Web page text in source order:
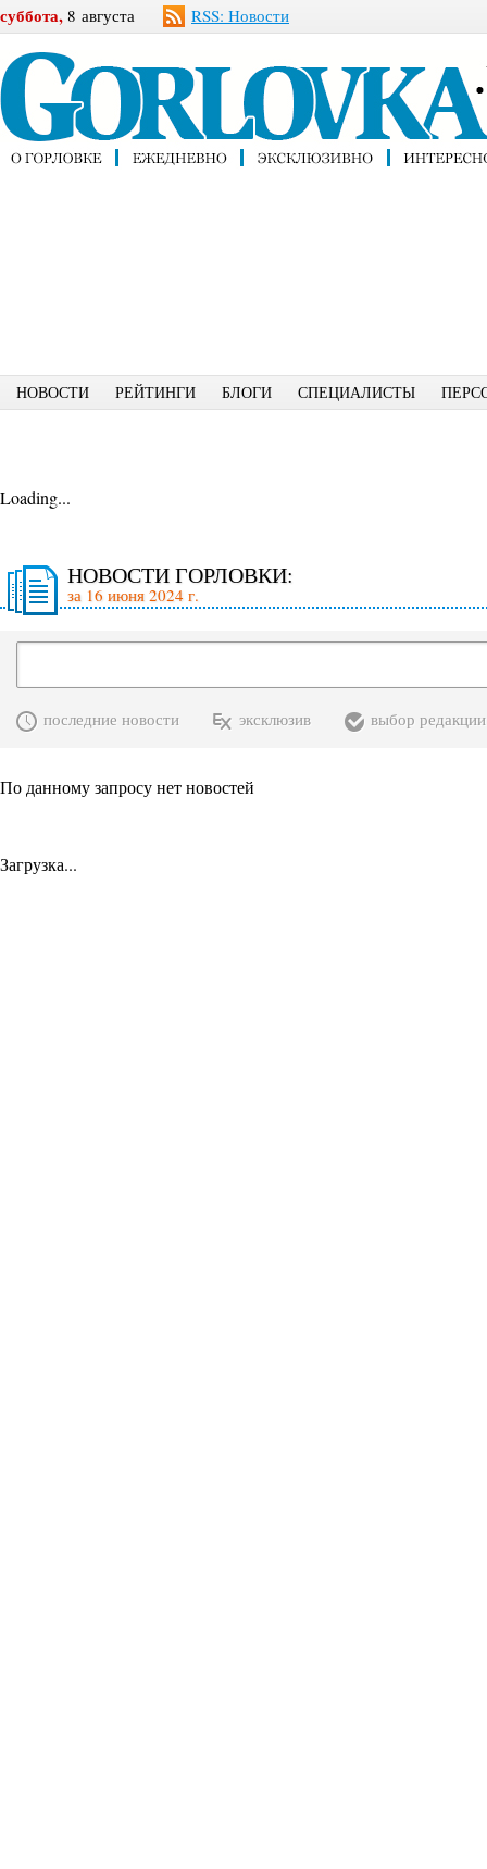
суббота, 8 августа RSS: Новости
НОВОСТИ РЕЙТИНГИ БЛОГИ СПЕЦИАЛИСТЫ
Loading...
НОВОСТИ ГОРЛОВКИ:
за 16 июня 2024 г.
последние новости эксклюзив выбор редакции
По данному запросу нет новостей
Загрузка...